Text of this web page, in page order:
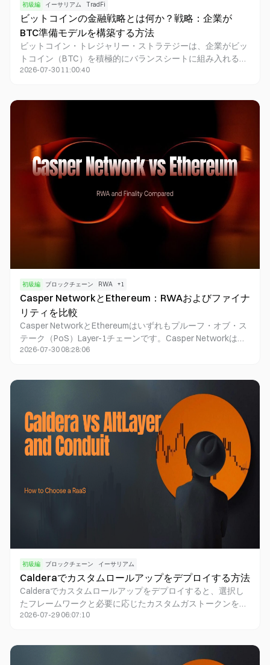
初級編 イーサリアム TradFi
ビットコインの金融戦略とは何か？戦略：企業が
BTC準備モデルを構築する方法
ビットコイン・トレジャリー・ストラテジーは、企業がビッ
トコイン（BTC）を積極的にバランスシートに組み入れる革
新的な金融戦略です。長期的なポジション保有や資金調達、
準備の中核的存在へと変化しています。
2026-07-30 11:00:40
初級編 ブロックチェーン RWA +1
Casper NetworkとEthereum：RWAおよびファイナ
リティを比較
Casper NetworkとEthereumはいずれもプルーフ・オブ・ス
テーク（PoS）Layer-1チェーンです。Casper Networkは、
Zug決定論的ファイナリティ、アップグレード可能なコント
ョン層のコントラクトやERC形式の標準に集約される広大な
EVMエコシステムを特徴としています。両者の違いは、ファ
イナリティのセマンティクスや権限管理のレイヤーにあり、
単純な優劣の比較ではありません。
2026-07-30 08:28:06
初級編 ブロックチェーン イーサリアム
Calderaでカスタムロールアップをデプロイする方法
Calderaでカスタムロールアップをデプロイすると、選択し
たフレームワークと必要に応じたカスタムガストークンを組
み合わせたRollup Engineホスト型アプリチェーンが構築され
2026-07-29 06:07:10